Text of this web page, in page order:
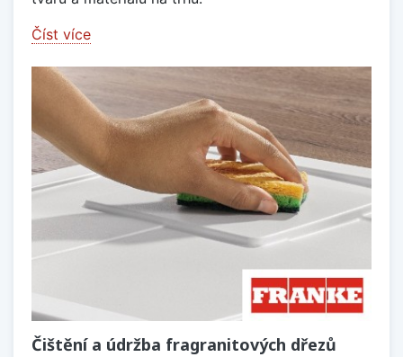
Číst více
Čištění a údržba fragranitových dřezů